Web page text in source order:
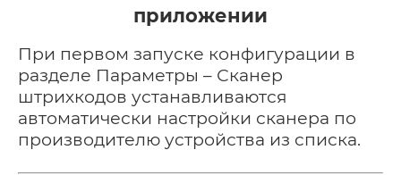
приложении
При первом запуске конфигурации в
разделе Параметры – Сканер
штрихкодов устанавливаются
автоматически настройки сканера по
производителю устройства из списка.